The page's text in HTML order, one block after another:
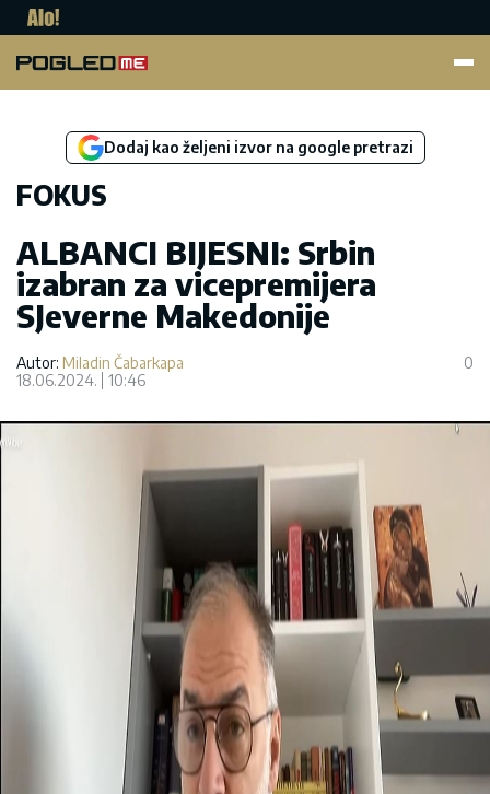
Dodaj kao željeni izvor na google pretrazi
FOKUS
ALBANCI BIJESNI: Srbin
izabran za vicepremijera
SJeverne Makedonije
Autor: Miladin Čabarkapa
18.06.2024.
10:46
0